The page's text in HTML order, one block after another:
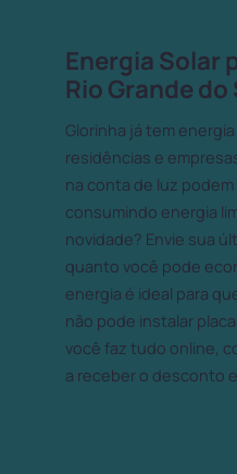
Energia Solar
Rio Grande do
Glorinha já tem
residências e
na conta de luz
consumindo energia
novidade? Envie sua
quanto você pode
energia é ideal para
não pode instalar
você faz tudo online,
a receber o desconto